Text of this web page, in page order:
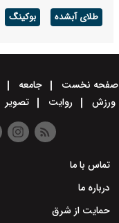
طلای آبشده بوکینگ
صفحه نخست جامعه
ورزش
روایت تصویر
تماس با ما
درباره ما
حمایت از شرق